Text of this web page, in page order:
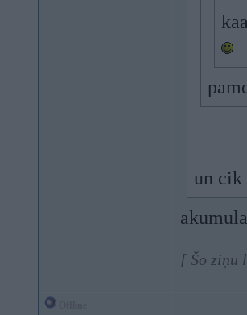
un cik
[ Šo ziņu